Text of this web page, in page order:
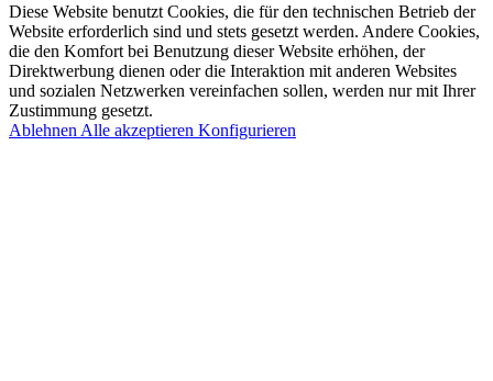
Diese Website benutzt Cookies, die für den technischen Betrieb der
Website erforderlich sind und stets gesetzt werden. Andere Cookies,
die den Komfort bei Benutzung dieser Website erhöhen, der
Direktwerbung dienen oder die Interaktion mit anderen Websites
und sozialen Netzwerken vereinfachen sollen, werden nur mit Ihrer
Zustimmung gesetzt.
Ablehnen Alle akzeptieren Konfigurieren